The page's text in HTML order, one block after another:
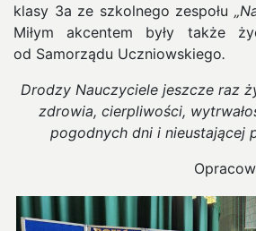
klasy 3a ze szkolnego zespołu
Miłym akcentem były także
od Samorządu Uczniowskiego.
Drodzy Nauczyciele jeszcze raz
zdrowia, cierpliwości,
pogodnych dni i nieustającej